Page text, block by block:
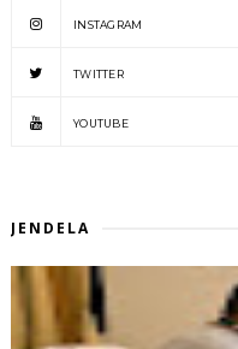
INSTAGRAM
TWITTER
YOUTUBE
JENDELA